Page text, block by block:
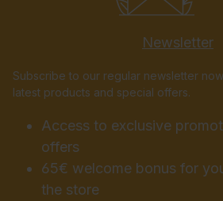
Newsletter
Subscribe to our regular newsletter
latest products and special offers.
Access to exclusive
offers
65€ welcome bonus for
the store